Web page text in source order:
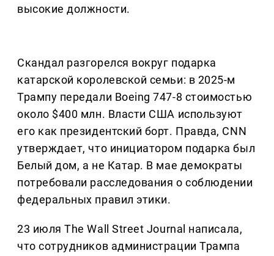
высокие должности.
Скандал разгорелся вокруг подарка
катарской королевской семьи: в 2025-м
Трампу передали Boeing 747-8 стоимостью
около $400 млн. Власти США используют
его как президентский борт. Правда, CNN
утверждает, что инициатором подарка был
Белый дом, а не Катар. В мае демократы
потребовали расследования о соблюдении
федеральных правил этики.
23 июля The Wall Street Journal написала,
что сотрудников администрации Трампа